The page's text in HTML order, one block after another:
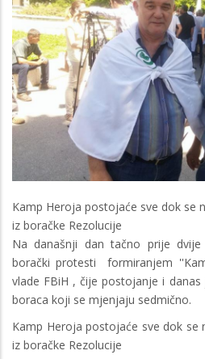
Kamp Heroja postojaće sve dok se
iz boračke Rezolucije
Na današnji dan tačno prije
borački protesti formiranjem
vlade FBiH , čije postojanje i
boraca koji se mjenjaju sedmično.
Kamp Heroja postojaće sve dok se
iz boračke Rezolucije